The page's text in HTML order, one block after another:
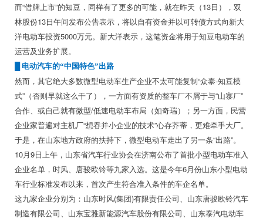
而“借牌上市”的知豆，同样有了更多的可能，就在昨天（13日），双
林股份13日午间发布公告表示，将以自有资金并以可转债方式向新大
洋电动车投资5000万元。新大洋表示，这笔资金将用于知豆电动车的
运营及业务扩展。
█ 电动汽车的“中国特色”出路
然而，其它绝大多数微型电动车生产企业不太可能复制“众泰-知豆模
式”（否则早就这么干了），一方面有资质的整车厂不屑于与“山寨厂”
合作、或自己就有微型/低速电动车布局（如奇瑞）；另一方面，民营
企业家普遍对主机厂“想吞并小企业的技术”心存芥蒂，更难牵手大厂。
于是，在山东地方政府的扶持下，微型电动车走出了另一条“出路”。
10月9日上午，山东省汽车行业协会在济南公布了首批小型电动车准入
企业名单，时风、唐骏欧铃等九家入选。这是今年6月份山东小型电动
车行业标准发布以来，首次产生符合准入条件的车企名单。
这九家企业分别为：山东时风(集团)有限责任公司、山东唐骏欧铃汽车
制造有限公司、山东宝雅新能源汽车股份有限公司、山东泰汽电动车